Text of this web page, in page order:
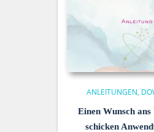
ANLEITUNGEN
Einen Wunsch
schicken